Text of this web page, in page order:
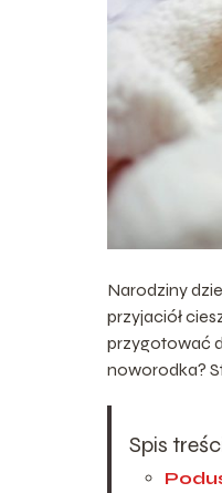
Narodziny
przyjaciół
przygotować
noworodka?
Spis